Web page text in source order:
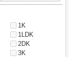
1K
1LDK
2DK
3K